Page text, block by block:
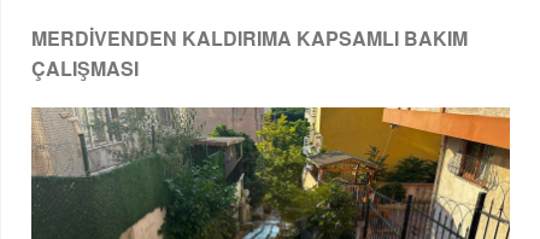
MERDİVENDEN KALDIRIMA KAPSAMLI BAKIM
ÇALIŞMASI